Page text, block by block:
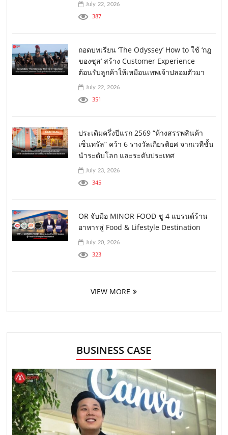
July 22, 2026
387
ถอดบทเรียน ‘The Odyssey’ How to ใช้ ‘กฎ
ของซุส’ สร้าง Customer Experience
ต้อนรับลูกค้าให้เหมือนเทพเจ้าปลอมตัวมา
July 22, 2026
351
ประเดิมครึ่งปีแรก 2569 “ห้างสรรพสินค้า
เซ็นทรัล” คว้า 6 รางวัลเกียรติยศ จากเวทีชั้น
นำระดับโลก และระดับประเทศ
July 23, 2026
345
OR จับมือ MINOR FOOD ชู 4 แบรนด์ร้าน
อาหารสู่ Food & Lifestyle Destination
July 20, 2026
323
VIEW MORE
BUSINESS CASE